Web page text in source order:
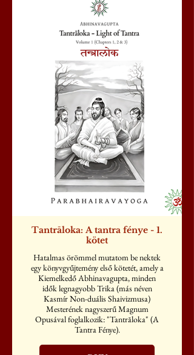
Tantrāloka: A tantra fénye - 1.
kötet
Hatalmas örömmel mutatom be nektek
egy könyvgyűjtemény első kötetét, amely a
Kiemelkedő Abhinavagupta, minden
idők legnagyobb Trika (más néven
Kasmír Non-duális Shaivizmusa)
Mesterének nagyszerű Magnum
Opusával foglalkozik: "Tantrāloka" (A
Tantra Fénye).